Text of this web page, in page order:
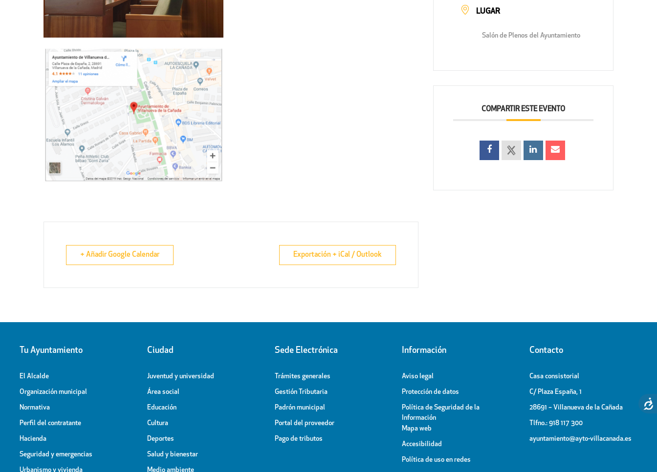
+ Añadir Google Calendar Exportación + iCal / Outlook
LUGAR
Salón de Plenos del Ayuntamiento
COMPARTIR ESTE EVENTO
Tu Ayuntamiento
El Alcalde
Organización municipal
Normativa
Perfil del contratante
Hacienda
Seguridad y emergencias
Urbanismo y vivienda
Ciudad
Juventud y universidad
Área social
Educación
Cultura
Deportes
Salud y bienestar
Medio ambiente
Sede Electrónica
Trámites generales
Gestión Tributaria
Padrón municipal
Portal del proveedor
Pago de tributos
Información
Aviso legal
Protección de datos
Política de Seguridad de la
Información
Mapa web
Accesibilidad
Política de uso en redes
Contacto
Casa consistorial
C/ Plaza España, 1
28691 – Villanueva de la Cañada
Tlfno.: 918 117 300
ayuntamiento@ayto-villacanada.es